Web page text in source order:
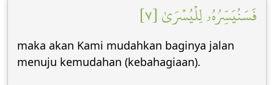
فَسَنُيَسِّرُهُۥ لِلۡيُسۡرَىٰ [٧]
maka akan Kami mudahkan baginya jalan
menuju kemudahan (kebahagiaan).